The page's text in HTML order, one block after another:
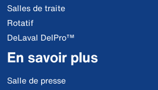
Salles de traite
Rotatif
DeLaval DelPro™
En savoir plus
Salle de presse